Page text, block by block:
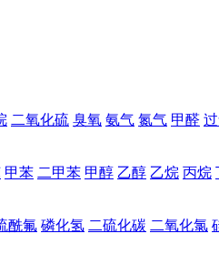
二氧化硫 臭氧 氨气 氮气 甲醛
甲苯 二甲苯 甲醇 乙醇 乙烷 丙烷
酰氟 磷化氢 二硫化碳 二氧化氯